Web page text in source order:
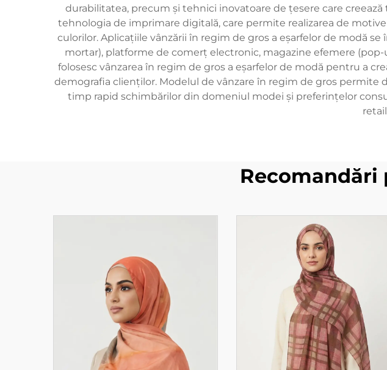
durabilitatea, precum și tehnici inovatoare de țesere care
tehnologia de imprimare digitală, care permite realizarea de
culorilor. Aplicațiile vânzării în regim de gros a eşarfelor de modă
mortar), platforme de comerț electronic, magazine efemere
folosesc vânzarea în regim de gros a eşarfelor de modă pentru a
demografia clienților. Modelul de vânzare în regim de gros permite
timp rapid schimbărilor din domeniul modei și preferințelor